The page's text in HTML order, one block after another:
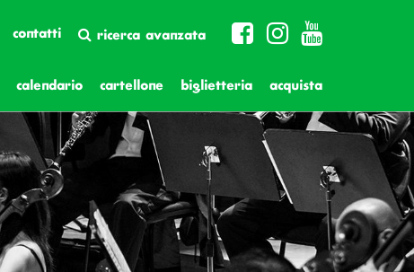
contatti ricerca avanzata
calendario cartellone biglietteria acquista